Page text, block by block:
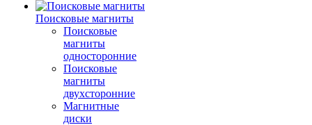
Поисковые магниты
Поисковые
магниты
односторонние
Поисковые
магниты
двухсторонние
Магнитные
диски